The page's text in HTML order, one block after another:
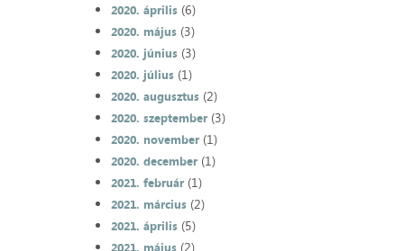
2020. április(6)
2020. május(3)
2020. június(3)
2020. július(1)
2020. augusztus(2)
2020. szeptember(3)
2020. november(1)
2020. december(1)
2021. február(1)
2021. március(2)
2021. április(5)
2021. május(2)